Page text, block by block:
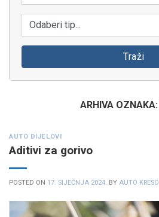
Odaberi tip...
Traži
ARHIVA OZNAKA:
AUTO DIJELOVI
Aditivi za gorivo
POSTED ON 17. SIJEČNJA 2024. BY AUTO KRESO